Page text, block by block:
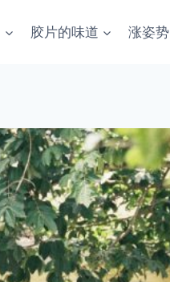
胶片的味道 涨姿势